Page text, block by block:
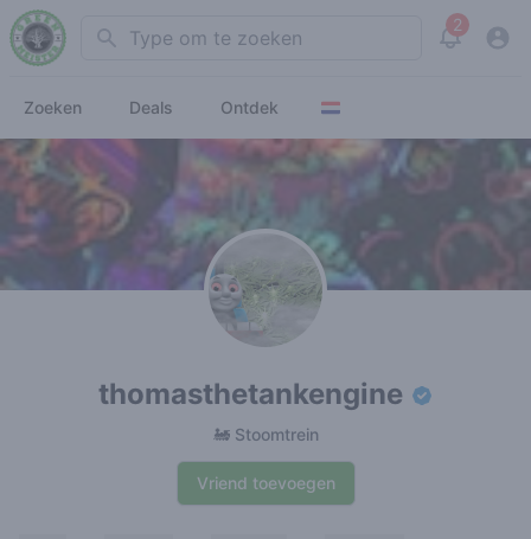
Search 2
View
Zoeken Deals Ontdek
thomasthetankengine
🚂 Stoomtrein
Vriend toevoegen